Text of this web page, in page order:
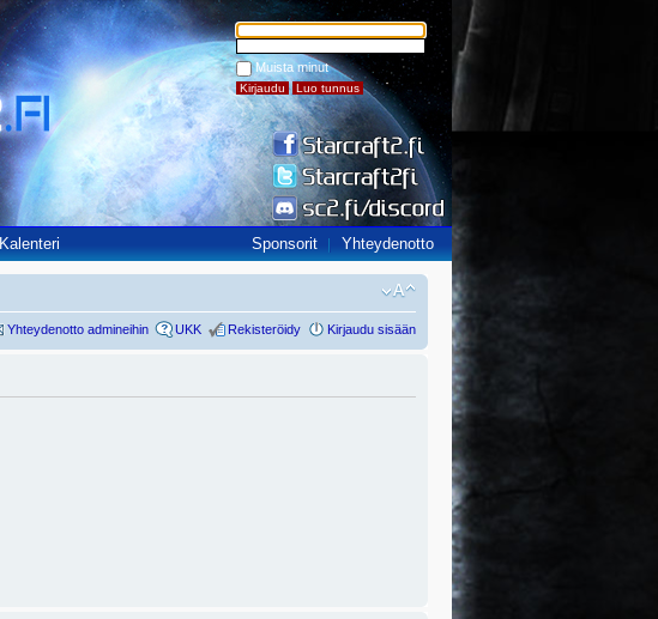
Muista minut
Kalenteri Sponsorit Yhteydenotto
Yhteydenotto admineihin UKK Rekisteröidy Kirjaudu sisään